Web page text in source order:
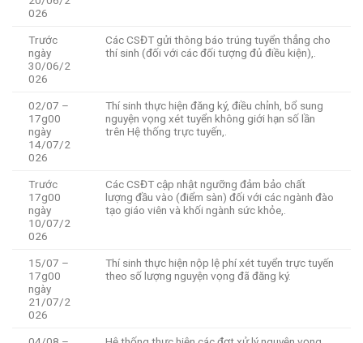
026
Trước
ngày
30/06/2
026
Các CSĐT gửi thông báo trúng tuyển thẳng cho
thí sinh (đối với các đối tượng đủ điều kiện),.
02/07 –
17g00
ngày
14/07/2
026
Thí sinh thực hiện đăng ký, điều chỉnh, bổ sung
nguyện vọng xét tuyển không giới hạn số lần
trên Hệ thống trực tuyến,.
Trước
17g00
ngày
10/07/2
026
Các CSĐT cập nhật ngưỡng đảm bảo chất
lượng đầu vào (điểm sàn) đối với các ngành đào
tạo giáo viên và khối ngành sức khỏe,.
15/07 –
17g00
ngày
21/07/2
026
Thí sinh thực hiện nộp lệ phí xét tuyển trực tuyến
theo số lượng nguyện vọng đã đăng ký.